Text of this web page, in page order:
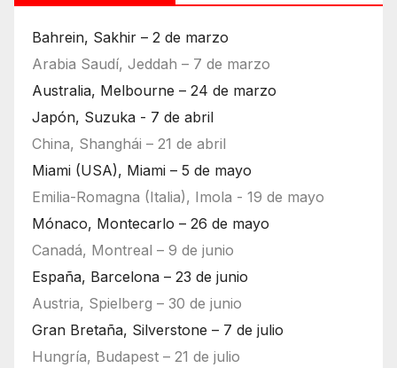
Bahrein, Sakhir – 2 de marzo
Arabia Saudí, Jeddah – 7 de marzo
Australia, Melbourne – 24 de marzo
Japón, Suzuka - 7 de abril
China, Shanghái – 21 de abril
Miami (USA), Miami – 5 de mayo
Emilia-Romagna (Italia), Imola - 19 de mayo
Mónaco, Montecarlo – 26 de mayo
Canadá, Montreal – 9 de junio
España, Barcelona – 23 de junio
Austria, Spielberg – 30 de junio
Gran Bretaña, Silverstone – 7 de julio
Hungría, Budapest – 21 de julio